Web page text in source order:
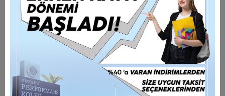
durum, rehberlik birimince istatistiksel analiz yapılarak öğrenci,
veli ve danışman öğretmenler ile paylaşılıp; mevcut durum
sentezi ve ilerisi için planlama yapılır.